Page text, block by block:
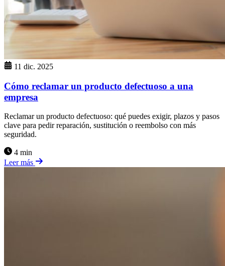
11 dic. 2025
Cómo reclamar un producto defectuoso a una
empresa
Reclamar un producto defectuoso: qué puedes exigir, plazos y pasos
clave para pedir reparación, sustitución o reembolso con más
seguridad.
4 min
Leer más